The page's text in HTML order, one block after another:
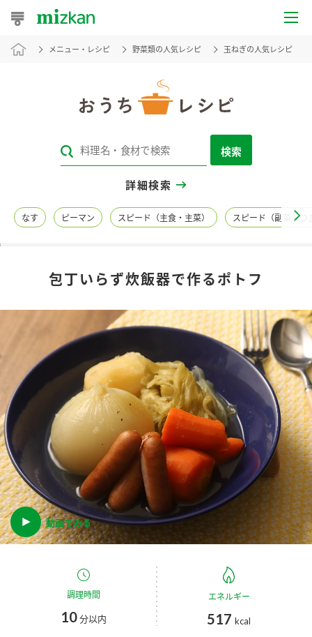
おうちレシピ
レシピカテゴリ一覧
レシピ名特集
商品情報
調味酢
お酢ドリンク ぽん酢
みりん風・料理酒 鍋用調味料
つゆ
スープ 中華
新商品一覧
キャンペーン情報
ブランド・スペシャルサイト
ブランド・スペシャルサイト トップ
商品ブランドサイト
Fibee（ファイビー）
くらしプラ酢
お酢ドリンク
企業情報
国内事業概要
企業理念
ミツカンを知る
環境への取り組み
メニュー・レシピ 野菜類の人気レシピ 玉ねぎの人気レシピ
検索
詳細検索
なす ピーマン スピード（主食・主菜） スピード（副菜・つ
包丁いらず炊飯器で作るポトフ
動画でみる
調理時間
10分以内
エネルギー
517 kcal